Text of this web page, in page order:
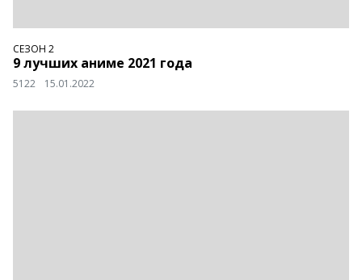
СЕЗОН 2
9 лучших аниме 2021 года
5122 15.01.2022